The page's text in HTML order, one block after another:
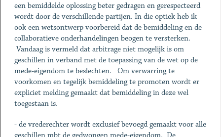
een bemiddelde oplossing beter gedragen en gerespecteerd
wordt door de verschillende partijen. In die optiek heb ik
ook een wetsontwerp voorbereid dat de bemiddeling en de
collaboratieve onderhandelingen beogen te versterken.
Vandaag is vermeld dat arbitrage niet mogelijk is om
geschillen in verband met de toepassing van de wet op de
mede-eigendom te beslechten. Om verwarring te
voorkomen en tegelijk bemiddeling te promoten wordt er
expliciet melding gemaakt dat bemiddeling in deze wel
toegestaan is.
- de vrederechter wordt exclusief bevoegd gemaakt voor alle